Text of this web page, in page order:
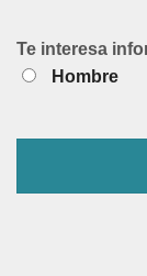
Te interesa
Hombre